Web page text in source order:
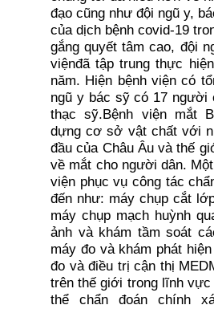
đạo cũng như đội ngũ y,
của dịch bệnh covid-19
gắng quyết tâm cao, đội
việnđã tập trung thực
năm. Hiện bệnh viện có
ngũ y bác sỹ có 17 người
thạc sỹ.Bệnh viện mắt
dựng cơ sở vật chất với
đầu của Châu Âu và thế
về mắt cho người dân.
viện phục vụ công tác
đến như: máy chụp cắt
máy chụp mạch huỳnh
ảnh và khám tầm soát
máy đo và khám phát
đo và điều trị cận thị
trên thế giới trong lĩnh
thể chẩn đoán chính